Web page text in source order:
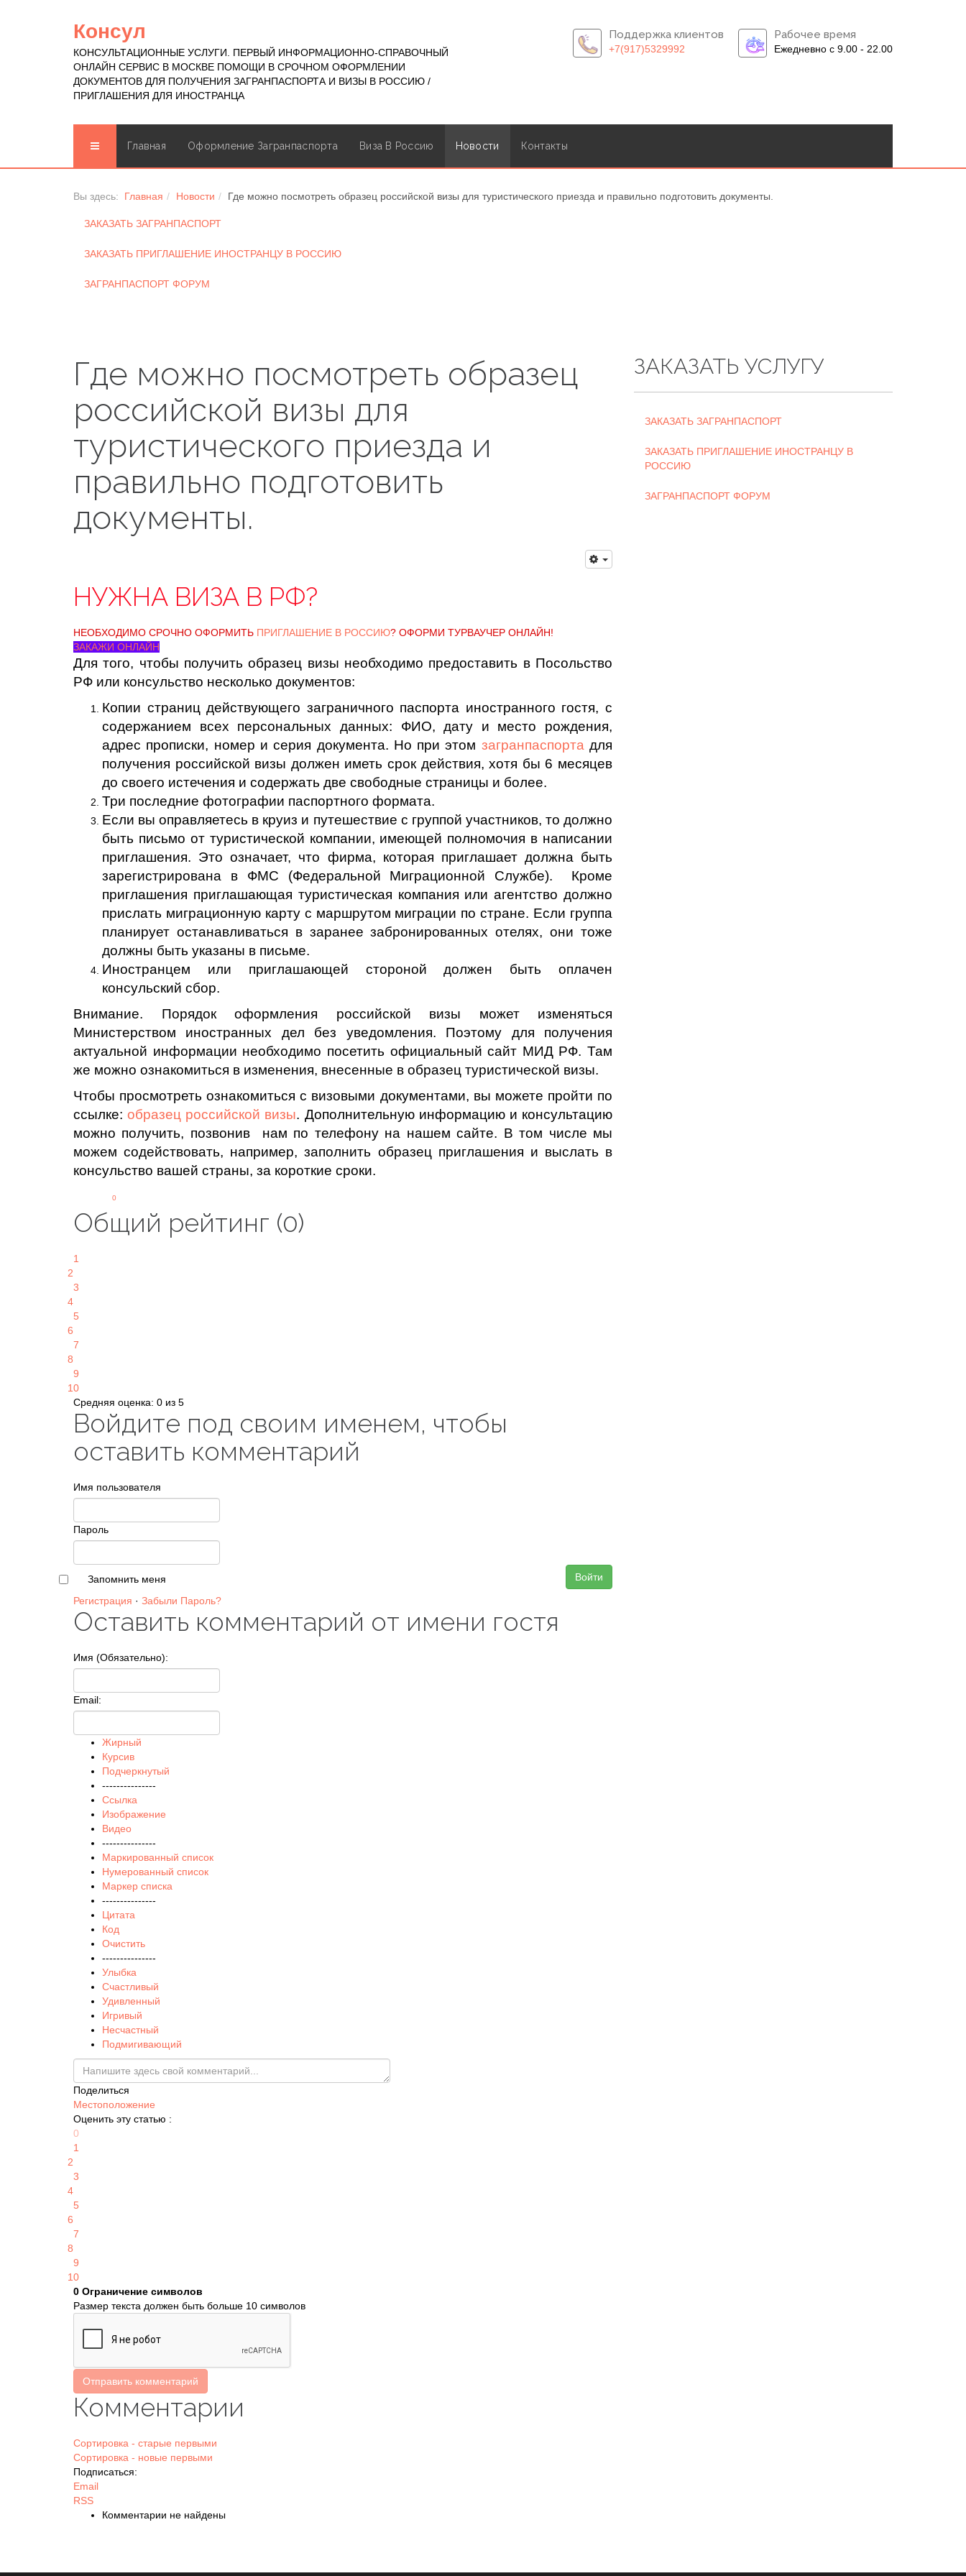
Консул
КОНСУЛЬТАЦИОННЫЕ УСЛУГИ. ПЕРВЫЙ ИНФОРМАЦИОННО-СПРАВОЧНЫЙ
ОНЛАЙН СЕРВИС В МОСКВЕ ПОМОЩИ В СРОЧНОМ ОФОРМЛЕНИИ
ДОКУМЕНТОВ ДЛЯ ПОЛУЧЕНИЯ ЗАГРАНПАСПОРТА И ВИЗЫ В РОССИЮ /
ПРИГЛАШЕНИЯ ДЛЯ ИНОСТРАНЦА
Поддержка клиентов
+7(917)5329992
Рабочее время
Ежедневно с 9.00 - 22.00
Главная Оформление Загранпаспорта Виза В Россию Новости Контакты
Вы здесь: Главная Новости Где можно посмотреть образец российской визы для туристического приезда и правильно подготовить документы.
ЗАКАЗАТЬ ЗАГРАНПАСПОРТ
ЗАКАЗАТЬ ПРИГЛАШЕНИЕ ИНОСТРАНЦУ В РОССИЮ
ЗАГРАНПАСПОРТ ФОРУМ
Где можно посмотреть образец
российской визы для
туристического приезда и
правильно подготовить
документы.
НУЖНА ВИЗА В РФ?
НЕОБХОДИМО СРОЧНО ОФОРМИТЬ ПРИГЛАШЕНИЕ В РОССИЮ? ОФОРМИ ТУРВАУЧЕР ОНЛАЙН!
ЗАКАЖИ ОНЛАЙН
Для того, чтобы получить образец визы необходимо предоставить в Посольство
РФ или консульство несколько документов:
Копии страниц действующего заграничного паспорта иностранного гостя, с
содержанием всех персональных данных: ФИО, дату и место рождения,
адрес прописки, номер и серия документа. Но при этом загранпаспорта для
получения российской визы должен иметь срок действия, хотя бы 6 месяцев
до своего истечения и содержать две свободные страницы и более.
Три последние фотографии паспортного формата.
Если вы оправляетесь в круиз и путешествие с группой участников, то должно
быть письмо от туристической компании, имеющей полномочия в написании
приглашения. Это означает, что фирма, которая приглашает должна быть
зарегистрирована в ФМС (Федеральной Миграционной Службе). Кроме
приглашения приглашающая туристическая компания или агентство должно
прислать миграционную карту с маршрутом миграции по стране. Если группа
планирует останавливаться в заранее забронированных отелях, они тоже
должны быть указаны в письме.
Иностранцем или приглашающей стороной должен быть оплачен
консульский сбор.
Внимание. Порядок оформления российской визы может изменяться
Министерством иностранных дел без уведомления. Поэтому для получения
актуальной информации необходимо посетить официальный сайт МИД РФ. Там
же можно ознакомиться в изменения, внесенные в образец туристической визы.
Чтобы просмотреть ознакомиться с визовыми документами, вы можете пройти по
ссылке:образец российской визы. Дополнительную информацию и консультацию
можно получить, позвонив нам по телефону на нашем сайте. В том числе мы
можем содействовать, например, заполнить образец приглашения и выслать в
консульство вашей страны, за короткие сроки.
0
Общий рейтинг (0)
1
2
3
4
5
6
7
8
9
10
Средняя оценка: 0 из 5
Войдите под своим именем, чтобы
оставить комментарий
Имя пользователя
Пароль
Войти
Запомнить меня
Регистрация · Забыли Пароль?
Оставить комментарий от имени гостя
Имя (Обязательно):
Email:
Жирный
Курсив
Подчеркнутый
---------------
Ссылка
Изображение
Видео
---------------
Маркированный список
Нумерованный список
Маркер списка
---------------
Цитата
Код
Очистить
---------------
Улыбка
Счастливый
Удивленный
Игривый
Несчастный
Подмигивающий
Поделиться
Местоположение
Оценить эту статью :
0
1
2
3
4
5
6
7
8
9
10
0 Ограничение символов
Размер текста должен быть больше 10 символов
Отправить комментарий
Комментарии
Сортировка - старые первыми
Сортировка - новые первыми
Подписаться:
Email
RSS
Комментарии не найдены
ЗАКАЗАТЬ УСЛУГУ
ЗАКАЗАТЬ ЗАГРАНПАСПОРТ
ЗАКАЗАТЬ ПРИГЛАШЕНИЕ ИНОСТРАНЦУ В
РОССИЮ
ЗАГРАНПАСПОРТ ФОРУМ